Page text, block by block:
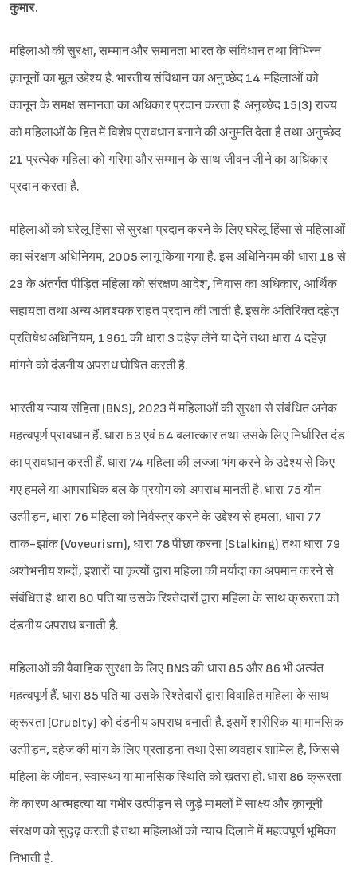
कुमार.
महिलाओं की सुरक्षा, सम्मान और समानता भारत के संविधान तथा विभिन्न
क़ानूनों का मूल उद्देश्य है. भारतीय संविधान का अनुच्छेद 14 महिलाओं को
कानून के समक्ष समानता का अधिकार प्रदान करता है. अनुच्छेद 15(3) राज्य
को महिलाओं के हित में विशेष प्रावधान बनाने की अनुमति देता है तथा अनुच्छेद
21 प्रत्येक महिला को गरिमा और सम्मान के साथ जीवन जीने का अधिकार
प्रदान करता है.
महिलाओं को घरेलू हिंसा से सुरक्षा प्रदान करने के लिए घरेलू हिंसा से महिलाओं
का संरक्षण अधिनियम, 2005 लागू किया गया है. इस अधिनियम की धारा 18 से
23 के अंतर्गत पीड़ित महिला को संरक्षण आदेश, निवास का अधिकार, आर्थिक
सहायता तथा अन्य आवश्यक राहत प्रदान की जाती है. इसके अतिरिक्त दहेज़
प्रतिषेध अधिनियम, 1961 की धारा 3 दहेज़ लेने या देने तथा धारा 4 दहेज़
मांगने को दंडनीय अपराध घोषित करती है.
भारतीय न्याय संहिता (BNS), 2023 में महिलाओं की सुरक्षा से संबंधित अनेक
महत्वपूर्ण प्रावधान हैं. धारा 63 एवं 64 बलात्कार तथा उसके लिए निर्धारित दंड
का प्रावधान करती हैं. धारा 74 महिला की लज्जा भंग करने के उद्देश्य से किए
गए हमले या आपराधिक बल के प्रयोग को अपराध मानती है. धारा 75 यौन
उत्पीड़न, धारा 76 महिला को निर्वस्त्र करने के उद्देश्य से हमला, धारा 77
ताक-झांक (Voyeurism), धारा 78 पीछा करना (Stalking) तथा धारा 79
अशोभनीय शब्दों, इशारों या कृत्यों द्वारा महिला की मर्यादा का अपमान करने से
संबंधित है. धारा 80 पति या उसके रिश्तेदारों द्वारा महिला के साथ क्रूरता को
दंडनीय अपराध बनाती है.
महिलाओं की वैवाहिक सुरक्षा के लिए BNS की धारा 85 और 86 भी अत्यंत
महत्वपूर्ण हैं. धारा 85 पति या उसके रिश्तेदारों द्वारा विवाहित महिला के साथ
क्रूरता (Cruelty) को दंडनीय अपराध बनाती है. इसमें शारीरिक या मानसिक
उत्पीड़न, दहेज की मांग के लिए प्रताड़ना तथा ऐसा व्यवहार शामिल है, जिससे
महिला के जीवन, स्वास्थ्य या मानसिक स्थिति को ख़तरा हो. धारा 86 क्रूरता
के कारण आत्महत्या या गंभीर उत्पीड़न से जुड़े मामलों में साक्ष्य और क़ानूनी
संरक्षण को सुदृढ़ करती है तथा महिलाओं को न्याय दिलाने में महत्वपूर्ण भूमिका
निभाती है.